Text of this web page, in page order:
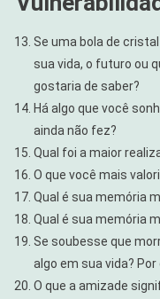
Se uma bola de
sua vida, o futuro ou
gostaria de saber?
Há algo que você
ainda não fez?
Qual foi a maior
O que você mais
Qual é sua memória
Qual é sua memória
Se soubesse que
algo em sua vida? Por
O que a amizade